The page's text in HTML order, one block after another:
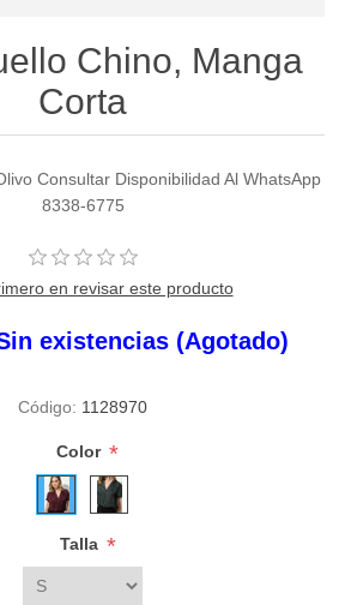
Chino, Manga
Corta
Consultar Disponibilidad Al WhatsApp
8338-6775
en revisar este producto
existencias (Agotado)
Código: 1128970
Color *
Talla *